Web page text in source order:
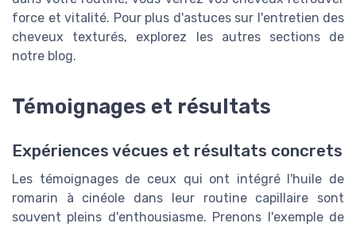
force et vitalité. Pour plus d'astuces sur l'entretien des
cheveux texturés, explorez les autres sections de
notre blog.
Témoignages et résultats
Expériences vécues et résultats concrets
Les témoignages de ceux qui ont intégré l'huile de
romarin à cinéole dans leur routine capillaire sont
souvent pleins d'enthousiasme. Prenons l'exemple de